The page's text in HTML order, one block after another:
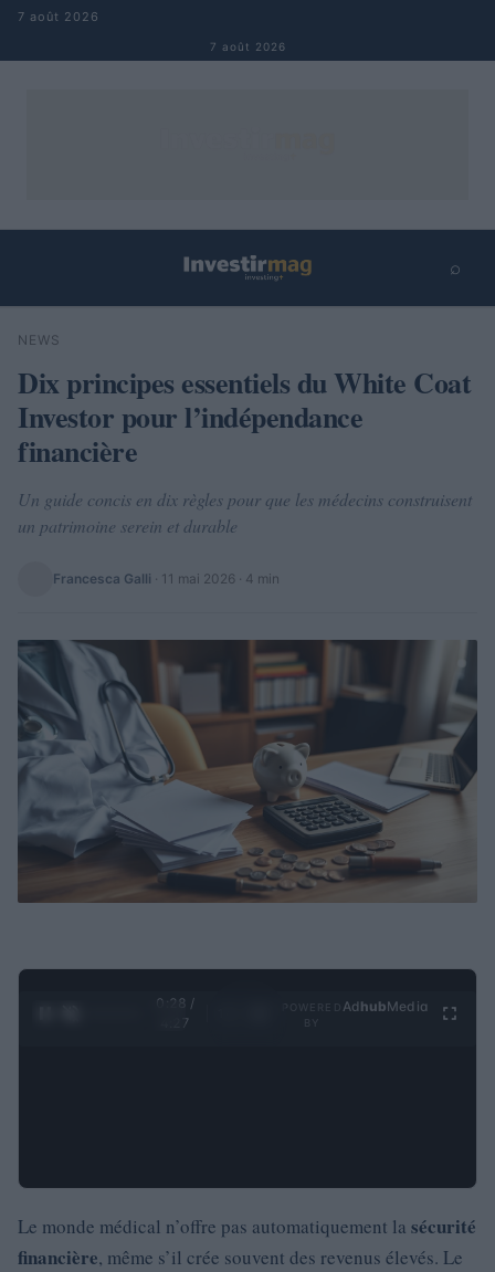
Aller au contenu
7 août 2026
7 août 2026
⌕
Rechercher
NEWS
Dix principes essentiels du White Coat
Investor pour l’indépendance
financière
Un guide concis en dix règles pour que les médecins construisent
un patrimoine serein et durable
Francesca Galli · 11 mai 2026 · 4 min
0:29 /
4:27
Ad hubMedia
Le monde médical n’offre pas automatiquement la sécurité
financière, même s’il crée souvent des revenus élevés. Le